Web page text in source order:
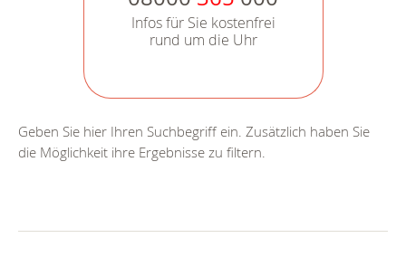
Infos für Sie kostenfrei
rund um die Uhr
Geben Sie hier Ihren Suchbegriff ein. Zusätzlich haben Sie
die Möglichkeit ihre Ergebnisse zu filtern.